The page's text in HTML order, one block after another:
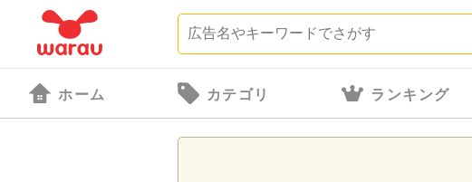
ホーム カテゴリ ランキング